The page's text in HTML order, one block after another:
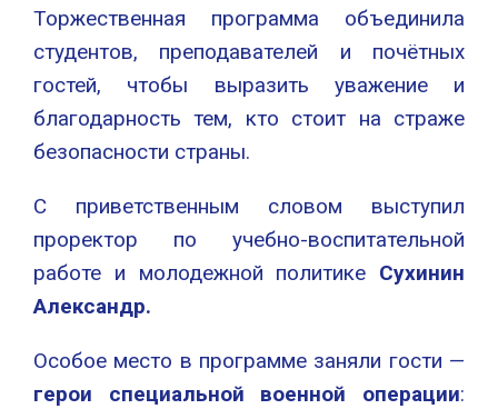
Торжественная программа объединила
студентов, преподавателей и почётных
гостей, чтобы выразить уважение и
благодарность тем, кто стоит на страже
безопасности страны.
С приветственным словом выступил
проректор по учебно-воспитательной
работе и молодежной политике Сухинин
Александр.
Особое место в программе заняли гости —
герои специальной военной операции: